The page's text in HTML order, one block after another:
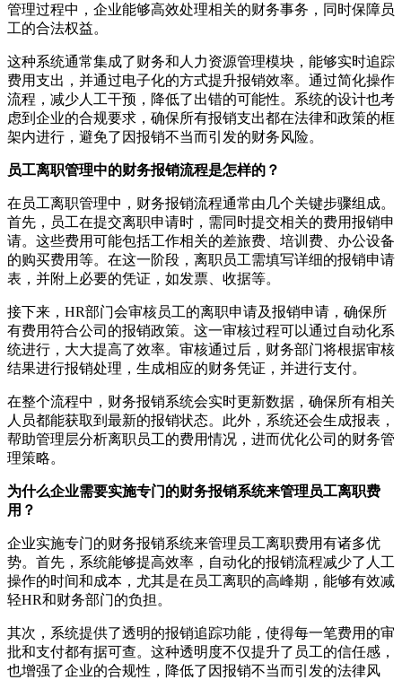
管理过程中，企业能够高效处理相关的财务事务，同时保障员
工的合法权益。
这种系统通常集成了财务和人力资源管理模块，能够实时追踪
费用支出，并通过电子化的方式提升报销效率。通过简化操作
流程，减少人工干预，降低了出错的可能性。系统的设计也考
虑到企业的合规要求，确保所有报销支出都在法律和政策的框
架内进行，避免了因报销不当而引发的财务风险。
员工离职管理中的财务报销流程是怎样的？
在员工离职管理中，财务报销流程通常由几个关键步骤组成。
首先，员工在提交离职申请时，需同时提交相关的费用报销申
请。这些费用可能包括工作相关的差旅费、培训费、办公设备
的购买费用等。在这一阶段，离职员工需填写详细的报销申请
表，并附上必要的凭证，如发票、收据等。
接下来，HR部门会审核员工的离职申请及报销申请，确保所
有费用符合公司的报销政策。这一审核过程可以通过自动化系
统进行，大大提高了效率。审核通过后，财务部门将根据审核
结果进行报销处理，生成相应的财务凭证，并进行支付。
在整个流程中，财务报销系统会实时更新数据，确保所有相关
人员都能获取到最新的报销状态。此外，系统还会生成报表，
帮助管理层分析离职员工的费用情况，进而优化公司的财务管
理策略。
为什么企业需要实施专门的财务报销系统来管理员工离职费
用？
企业实施专门的财务报销系统来管理员工离职费用有诸多优
势。首先，系统能够提高效率，自动化的报销流程减少了人工
操作的时间和成本，尤其是在员工离职的高峰期，能够有效减
轻HR和财务部门的负担。
其次，系统提供了透明的报销追踪功能，使得每一笔费用的审
批和支付都有据可查。这种透明度不仅提升了员工的信任感，
也增强了企业的合规性，降低了因报销不当而引发的法律风